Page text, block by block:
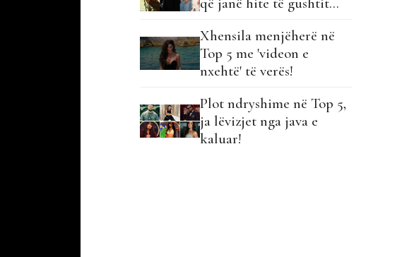
Xhensila menjëherë në
Top 5 me 'videon e
nxehtë' të verës!
Plot ndryshime në Top 5,
ja lëvizjet nga java e
kaluar!